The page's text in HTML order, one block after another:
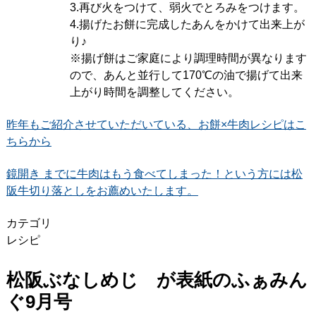
3.再び火をつけて、弱火でとろみをつけます。
4.揚げたお餅に完成したあんをかけて出来上が
り♪
※揚げ餅はご家庭により調理時間が異なります
ので、あんと並行して170℃の油で揚げて出来
上がり時間を調整してください。
昨年もご紹介させていただいている、お餅×牛肉レシピはこ
ちらから
鏡開き までに牛肉はもう食べてしまった！という方には松
阪牛切り落としをお薦めいたします。
カテゴリ
レシピ
松阪ぶなしめじ が表紙のふぁみん
ぐ9月号